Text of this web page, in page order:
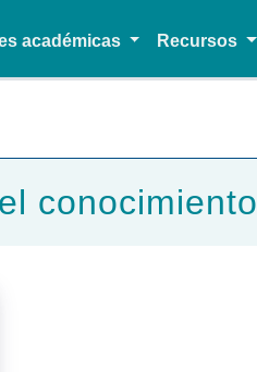
académicas Recursos
conocimiento